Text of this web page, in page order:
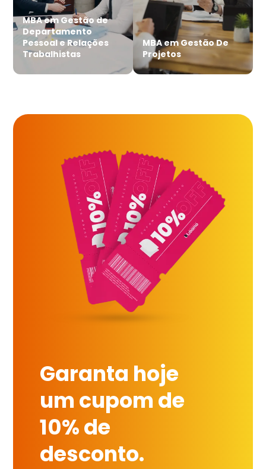
MBA em Gestão de
Departamento
Pessoal e Relações
Trabalhistas
MBA em Gestão De
Projetos
Garanta hoje
um cupom de
10% de
desconto.